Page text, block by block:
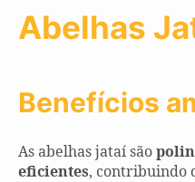
Abelhas
Benefícios
As abelhas jataí são
eficientes, contribuindo